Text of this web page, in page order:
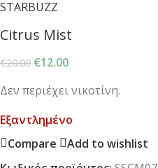
STARBUZZ
Citrus Mist
€20.00 €12.00
Δεν περιέχει νικοτίνη.
Εξαντλημένο
Compare
Add to wishlist